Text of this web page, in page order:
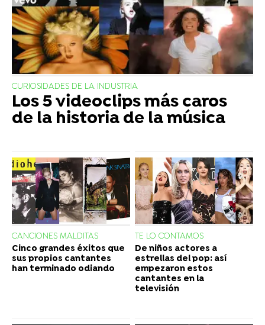
CURIOSIDADES DE LA INDUSTRIA
Los 5 videoclips más caros
de la historia de la música
CANCIONES MALDITAS
Cinco grandes éxitos que
sus propios cantantes
han terminado odiando
TE LO CONTAMOS
De niños actores a
estrellas del pop: así
empezaron estos
cantantes en la
televisión